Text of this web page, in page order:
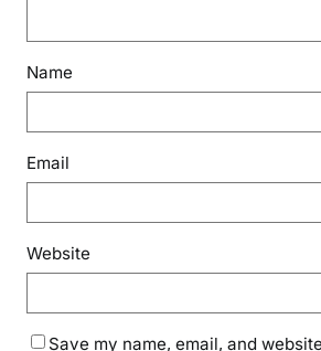
Name
Email
Website
Save my name, email, and